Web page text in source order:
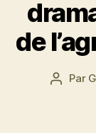
de
Auteur
Par